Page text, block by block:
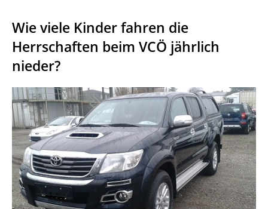
Wie viele Kinder fahren die
Herrschaften beim VCÖ jährlich
nieder?